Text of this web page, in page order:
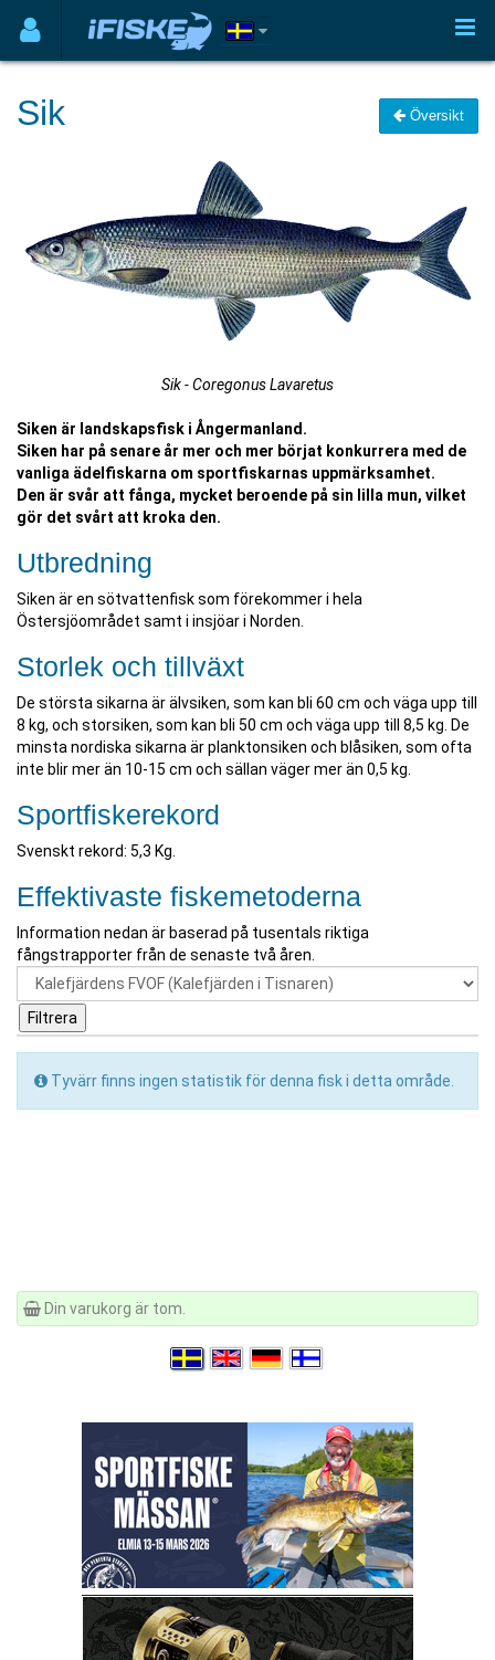
Sik Översikt
Sik - Coregonus Lavaretus
Siken är landskapsfisk i Ångermanland.
Siken har på senare år mer och mer börjat konkurrera med de
vanliga ädelfiskarna om sportfiskarnas uppmärksamhet.
Den är svår att fånga, mycket beroende på sin lilla mun, vilket
gör det svårt att kroka den.
Utbredning
Siken är en sötvattenfisk som förekommer i hela
Östersjöområdet samt i insjöar i Norden.
Storlek och tillväxt
De största sikarna är älvsiken, som kan bli 60 cm och väga upp till
8 kg, och storsiken, som kan bli 50 cm och väga upp till 8,5 kg. De
minsta nordiska sikarna är planktonsiken och blåsiken, som ofta
inte blir mer än 10-15 cm och sällan väger mer än 0,5 kg.
Sportfiskerekord
Svenskt rekord: 5,3 Kg.
Effektivaste fiskemetoderna
Information nedan är baserad på tusentals riktiga
fångstrapporter från de senaste två åren.
Tyvärr finns ingen statistik för denna fisk i detta område.
Din varukorg är tom.